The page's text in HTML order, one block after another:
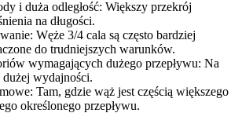
i duża odległość: Większy przekrój
na długości.
Węże 3/4 cala są często bardziej
do trudniejszych warunków.
wymagających dużego przepływu: Na
dużej wydajności.
Tam, gdzie wąż jest częścią większego
określonego przepływu.